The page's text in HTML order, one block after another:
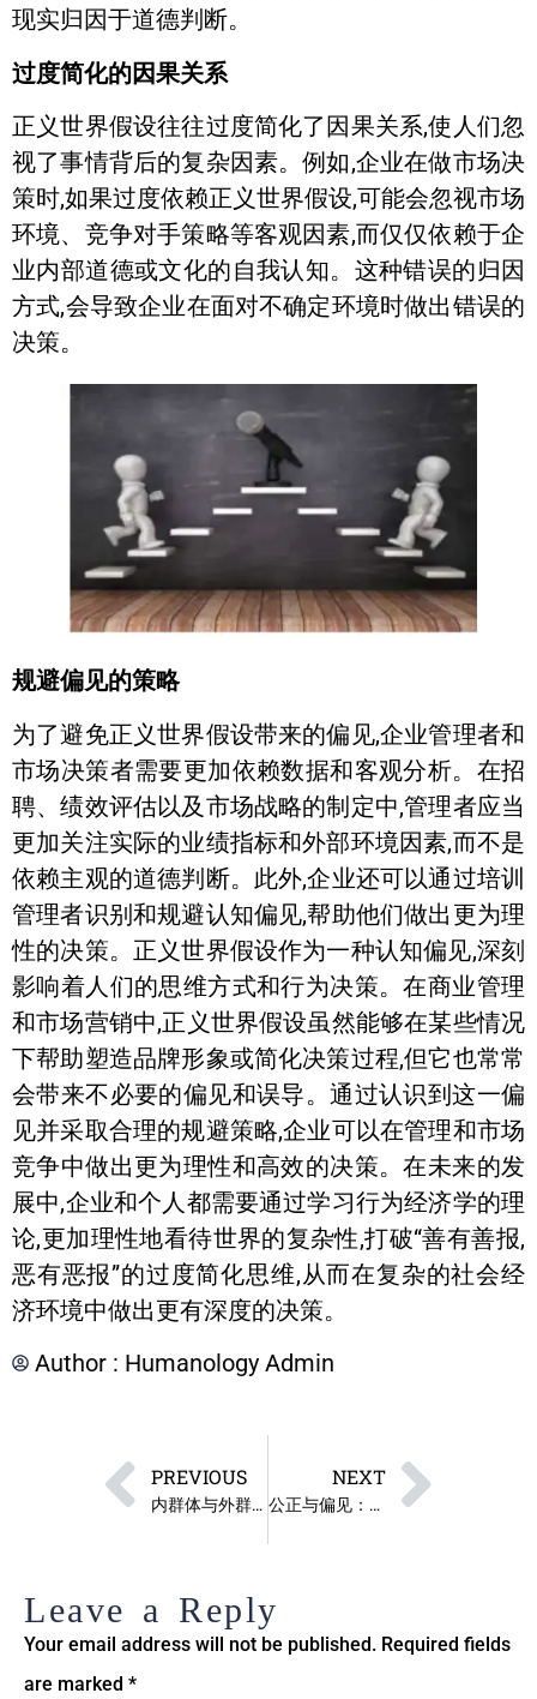
现实归因于道德判断。
过度简化的因果关系
正义世界假设往往过度简化了因果关系,使人们忽
视了事情背后的复杂因素。例如,企业在做市场决
策时,如果过度依赖正义世界假设,可能会忽视市场
环境、竞争对手策略等客观因素,而仅仅依赖于企
业内部道德或文化的自我认知。这种错误的归因
方式,会导致企业在面对不确定环境时做出错误的
决策。
规避偏见的策略
为了避免正义世界假设带来的偏见,企业管理者和
市场决策者需要更加依赖数据和客观分析。在招
聘、绩效评估以及市场战略的制定中,管理者应当
更加关注实际的业绩指标和外部环境因素,而不是
依赖主观的道德判断。此外,企业还可以通过培训
管理者识别和规避认知偏见,帮助他们做出更为理
性的决策。正义世界假设作为一种认知偏见,深刻
影响着人们的思维方式和行为决策。在商业管理
和市场营销中,正义世界假设虽然能够在某些情况
下帮助塑造品牌形象或简化决策过程,但它也常常
会带来不必要的偏见和误导。通过认识到这一偏
见并采取合理的规避策略,企业可以在管理和市场
竞争中做出更为理性和高效的决策。在未来的发
展中,企业和个人都需要通过学习行为经济学的理
论,更加理性地看待世界的复杂性,打破“善有善报,
恶有恶报”的过度简化思维,从而在复杂的社会经
济环境中做出更有深度的决策。
Author : Humanology Admin
PREVIOUS
内群体与外群体的较量：多元社会中的选民行为分析
NEXT
公正与偏见：谁在影响你的选票?
Leave a Reply
Your email address will not be published. Required fields
are marked *